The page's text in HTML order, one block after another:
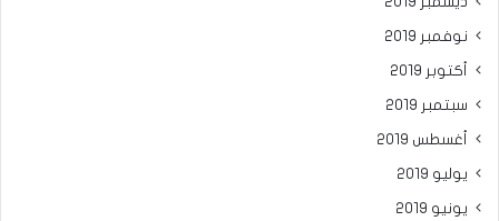
نوفمبر 2019
أكتوبر 2019
سبتمبر 2019
أغسطس 2019
يوليو 2019
يونيو 2019